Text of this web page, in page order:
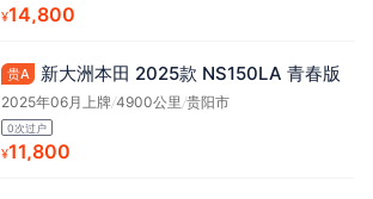
¥14,800
贵A 新大洲本田 2025款 NS150LA 青春版
2025年06月上牌/4900公里 /贵阳市
0次过户
¥11,800